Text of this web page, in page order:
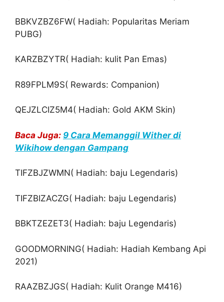
BBKVZBZ6FW( Hadiah: Popularitas Meriam
PUBG)
KARZBZYTR( Hadiah: kulit Pan Emas)
R89FPLM9S( Rewards: Companion)
QEJZLCIZ5M4( Hadiah: Gold AKM Skin)
Baca Juga: 9 Cara Memanggil Wither di
Wikihow dengan Gampang
TIFZBJZWMN( Hadiah: baju Legendaris)
TIFZBIZACZG( Hadiah: baju Legendaris)
BBKTZEZET3( Hadiah: baju Legendaris)
GOODMORNING( Hadiah: Hadiah Kembang Api
2021)
RAAZBZJGS( Hadiah: Kulit Orange M416)